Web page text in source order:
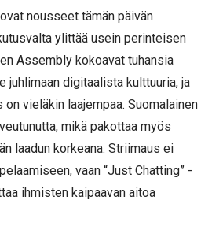
nousseet tämän päivän
ylittää usein perinteisen
Assembly kokoavat tuhansia
juhlimaan digitaalista kulttuuria, ja
vieläkin laajempaa. Suomalainen
mikä pakottaa myös
laadun korkeana. Striimaus ei
vaan “Just Chatting” -
ihmisten kaipaavan aitoa